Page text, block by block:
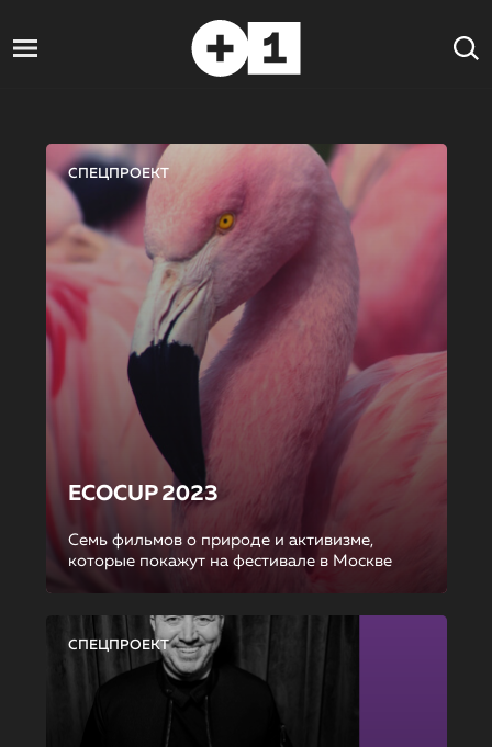
СПЕЦПРОЕКТ
ECOCUP 2023
Семь фильмов о природе и активизме,
которые покажут на фестивале в Москве
СПЕЦПРОЕКТ